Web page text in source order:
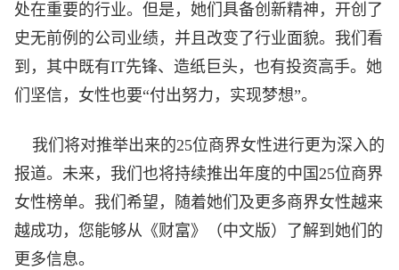
处在重要的行业。但是，她们具备创新精神，开创了
史无前例的公司业绩，并且改变了行业面貌。我们看
到，其中既有IT先锋、造纸巨头，也有投资高手。她
们坚信，女性也要“付出努力，实现梦想”。
我们将对推举出来的25位商界女性进行更为深入的
报道。未来，我们也将持续推出年度的中国25位商界
女性榜单。我们希望，随着她们及更多商界女性越来
越成功，您能够从《财富》（中文版）了解到她们的
更多信息。